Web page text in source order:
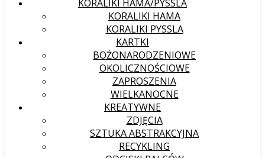
KORALIKI HAMA/PYSSLA
KORALIKI HAMA
KORALIKI PYSSLA
KARTKI
BOŻONARODZENIOWE
OKOLICZNOŚCIOWE
ZAPROSZENIA
WIELKANOCNE
KREATYWNE
ZDJĘCIA
SZTUKA ABSTRAKCYJNA
RECYKLING